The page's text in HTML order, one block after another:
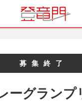
募集終了
ーグランプ